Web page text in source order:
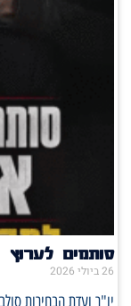
סותמים לערוץ 14 את הפה! למה אתם שותקים?
26 ביולי 2026
יו"ר ועדת הבחירות